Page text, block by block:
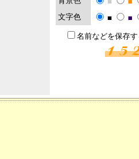
文字色
■ ■
名前などを保存